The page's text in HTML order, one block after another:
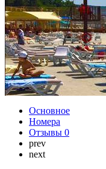
Основное
Номера
Отзывы 0
prev
next